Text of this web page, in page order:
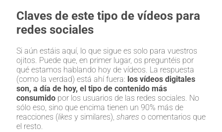
Claves de este tipo de vídeos para
redes sociales
Si aún estáis aquí, lo que sigue es solo para vuestros
ojitos. Puede que, en primer lugar, os preguntéis por
qué estamos hablando hoy de vídeos. La respuesta
(como la verdad) está ahí fuera: los vídeos digitales
son, a día de hoy, el tipo de contenido más
consumido por los usuarios de las redes sociales. No
sólo eso, sino que encima tienen un 90% más de
reacciones (likes y similares), shares o comentarios que
el resto.